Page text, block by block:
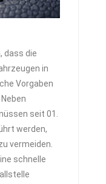
dass die
in
Vorgaben
seit 01.
werden,
vermeiden.
schnelle